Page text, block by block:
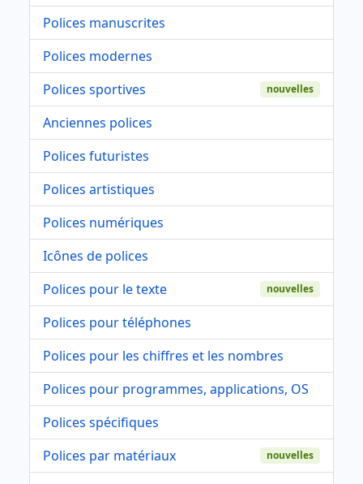
Polices manuscrites
Polices modernes
Polices sportives
nouvelles
Anciennes polices
Polices futuristes
Polices artistiques
Polices numériques
Icônes de polices
Polices pour le texte
nouvelles
Polices pour téléphones
Polices pour les chiffres et les nombres
Polices pour programmes, applications, OS
Polices spécifiques
Polices par matériaux
nouvelles